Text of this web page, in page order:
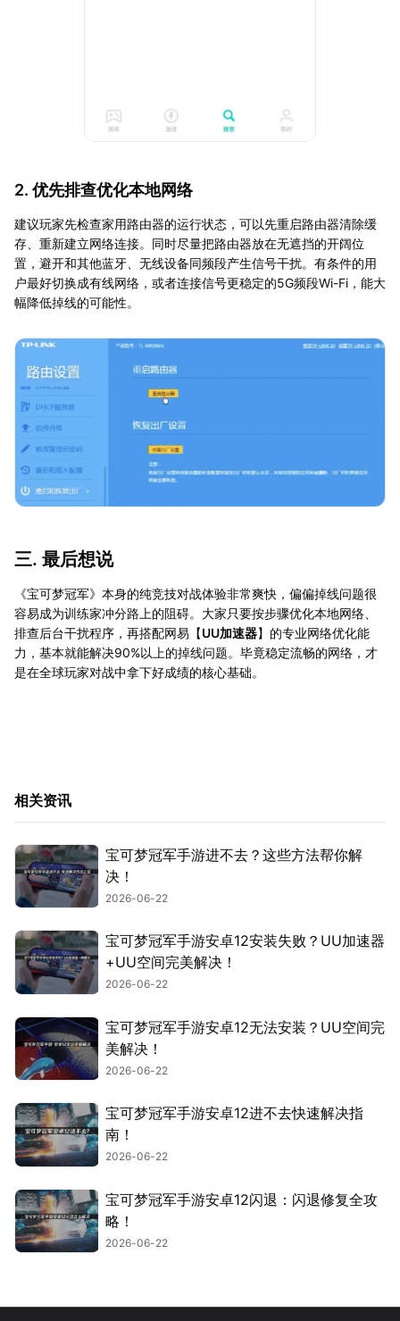
2. 优先排查优化本地网络
建议玩家先检查家用路由器的运行状态，可以先重启路由器清除缓
存、重新建立网络连接。同时尽量把路由器放在无遮挡的开阔位
置，避开和其他蓝牙、无线设备同频段产生信号干扰。有条件的用
户最好切换成有线网络，或者连接信号更稳定的5G频段Wi-Fi，能大
幅降低掉线的可能性。
三. 最后想说
《宝可梦冠军》本身的纯竞技对战体验非常爽快，偏偏掉线问题很
容易成为训练家冲分路上的阻碍。大家只要按步骤优化本地网络、
排查后台干扰程序，再搭配网易【UU加速器】的专业网络优化能
力，基本就能解决90%以上的掉线问题。毕竟稳定流畅的网络，才
是在全球玩家对战中拿下好成绩的核心基础。
相关资讯
宝可梦冠军手游进不去？这些方法帮你解
决！
2026-06-22
宝可梦冠军手游安卓12安装失败？UU加速器
+UU空间完美解决！
2026-06-22
宝可梦冠军手游安卓12无法安装？UU空间完
美解决！
2026-06-22
宝可梦冠军手游安卓12进不去快速解决指
南！
2026-06-22
宝可梦冠军手游安卓12闪退：闪退修复全攻
略！
2026-06-22